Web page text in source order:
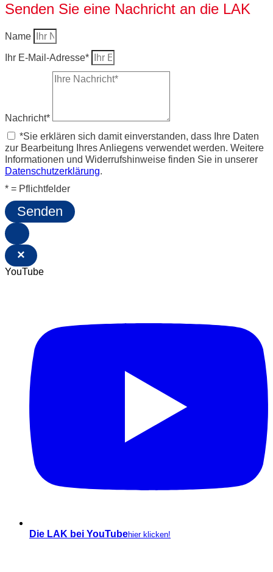
Senden Sie eine Nachricht an die LAK
Name
Ihr E-Mail-Adresse*
Nachricht*
*Sie erklären sich damit einverstanden, dass Ihre Daten
zur Bearbeitung Ihres Anliegens verwendet werden. Weitere
Informationen und Widerrufshinweise finden Sie in unserer
Datenschutzerklärung.
* = Pflichtfelder
Senden
×
YouTube
Die LAK bei YouTubehier klicken!